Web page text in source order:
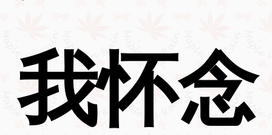
我怀念